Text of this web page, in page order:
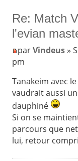
Re: Match
l'evian
parVindeus»
pm
Tanakeim avec
vaudrait aussi
dauphiné
Si on se
parcours que
lui, retour